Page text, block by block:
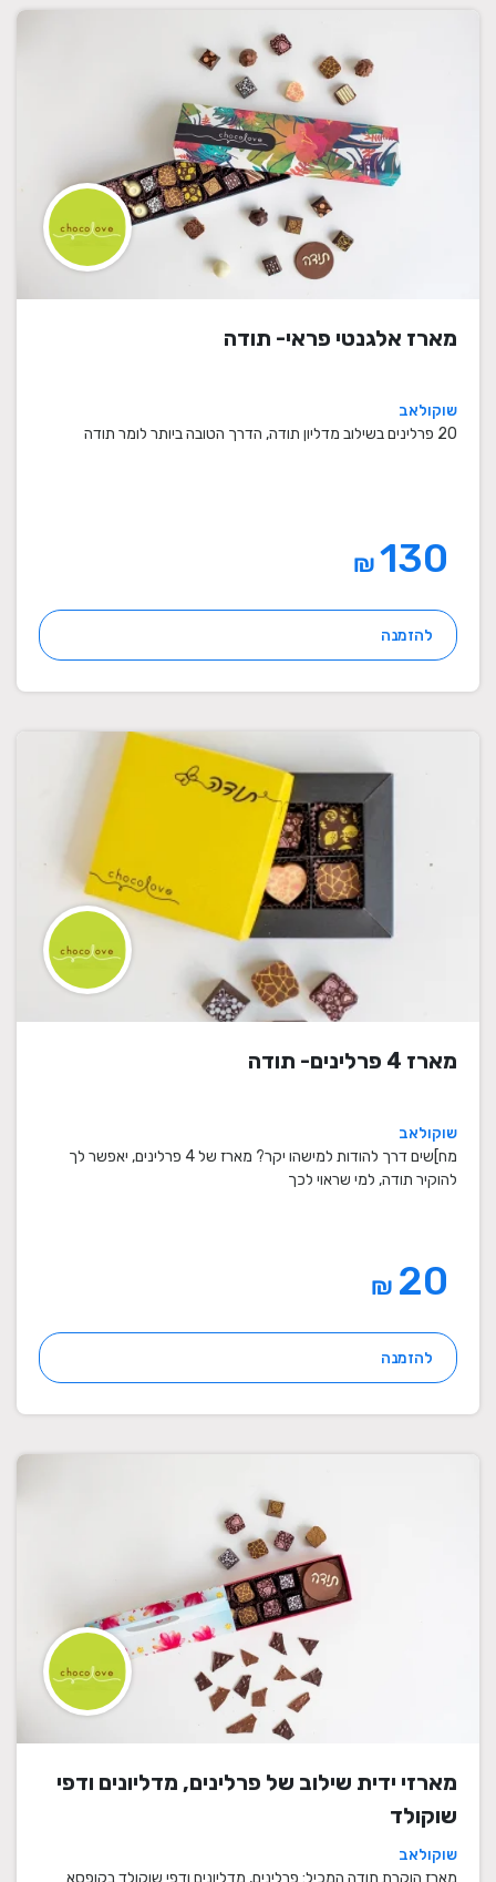
מארז אלגנטי פראי- תודה
שוקולאב
20 פרלינים בשילוב מדליון תודה, הדרך הטובה ביותר לומר תודה
₪
להזמנה
מארז 4 פרלינים- תודה
שוקולאב
מח]שים דרך להודות למישהו יקר? מארז של 4 פרלינים, יאפשר לך
להוקיר תודה, למי שראוי לכך
₪
להזמנה
מארזי ידית שילוב של פרלינים, מדליונים ודפי
שוקולד
שוקולאב
מארז הוקרת תודה המכיל: פרלינים, מדליונים ודפי שוקולד בקופסא